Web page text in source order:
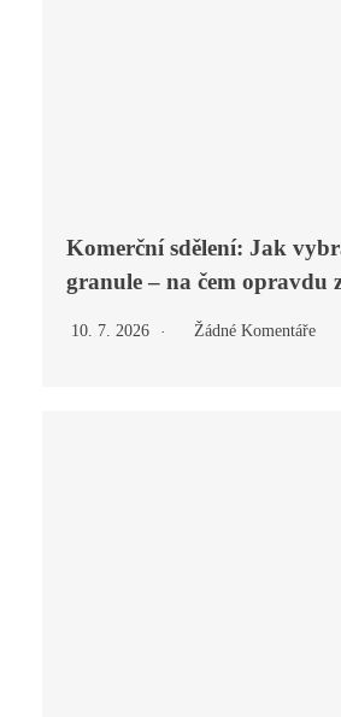
Komerční sdělení: Jak
granule – na čem opravdu
10. 7. 2026 Žádné Komentáře